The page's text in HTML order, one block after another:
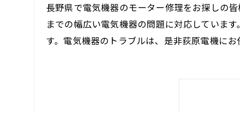
長野県で電気機器のモーター修理をお探しの
までの幅広い電気機器の問題に対応していま
す。電気機器のトラブルは、是非荻原電機に